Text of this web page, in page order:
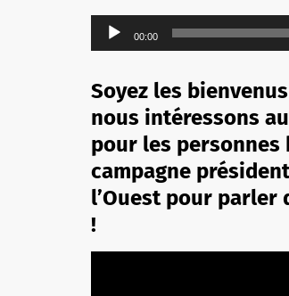
Lecteur
audio
00:00
Soyez les
nous intéressons
pour les personnes
campagne
l’Ouest pour
!